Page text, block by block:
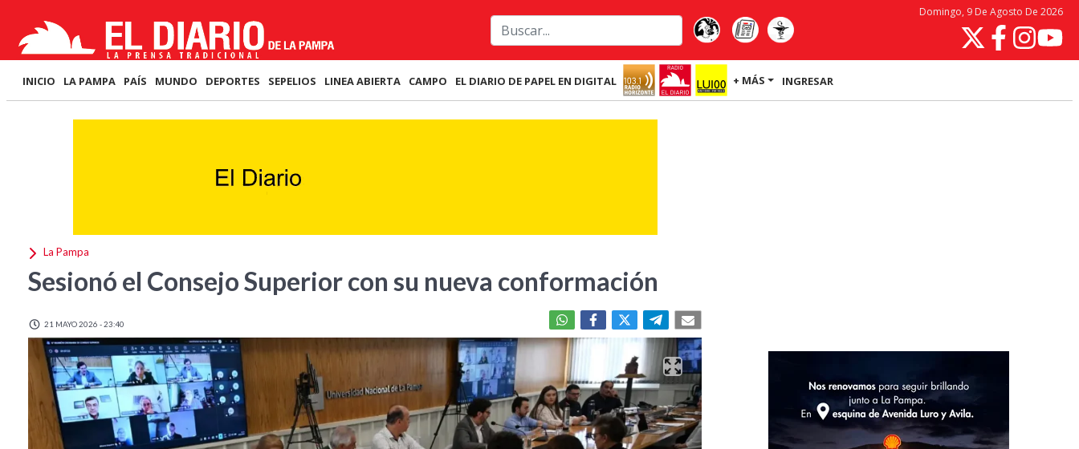
Domingo, 9 De Agosto De 2026
INICIO LA PAMPA PAÍS MUNDO DEPORTES SEPELIOS LINEA ABIERTA CAMPO EL DIARIO DE PAPEL EN DIGITAL + MÁS INGRESAR
La Pampa
Sesionó el Consejo Superior con su nueva conformación
21 MAYO 2026 - 23:40